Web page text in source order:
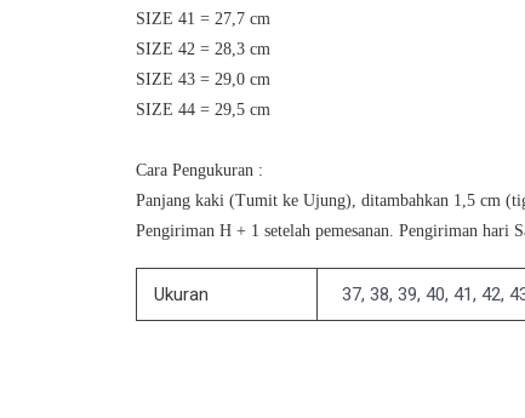
SIZE 41 = 27,7 cm
SIZE 42 = 28,3 cm
SIZE 43 = 29,0 cm
SIZE 44 = 29,5 cm
Cara Pengukuran :
Panjang kaki (Tumit ke Ujung), ditambahkan 1,5 cm
Pengiriman H + 1 setelah pemesanan. Pengiriman hari
Ukuran 37, 38, 39, 40, 41, 42,